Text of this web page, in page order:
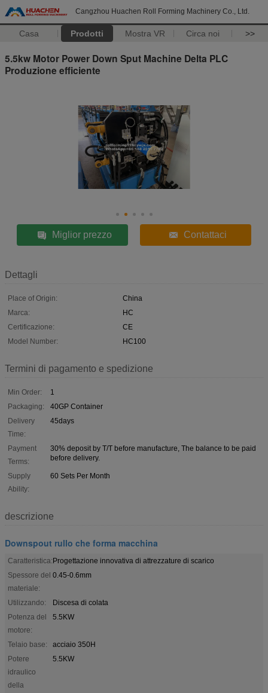
Cangzhou Huachen Roll Forming Machinery Co., Ltd.
Casa Prodotti Mostra VR Circa noi >>
5.5kw Motor Power Down Sput Machine Delta PLC
Produzione efficiente
Miglior prezzo Contattaci
Dettagli
Place of Origin:
China
Marca:
HC
Certificazione:
CE
Model Number:
HC100
Termini di pagamento e spedizione
Min Order:
1
Packaging:
40GP Container
Delivery
Time:
45days
Payment
Terms:
30% deposit by T/T before manufacture, The balance to be paid
before delivery.
Supply
Ability:
60 Sets Per Month
descrizione
Downspout rullo che forma macchina
Caratteristica:Progettazione innovativa di attrezzature di scarico
Spessore del
materiale:
0.45-0.6mm
Utilizzando:
Discesa di colata
Potenza del
motore:
5.5KW
Telaio base:
acciaio 350H
Potere
idraulico
della
5.5KW